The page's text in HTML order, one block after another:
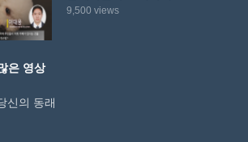
9,500 views
은 영상
신의 동래